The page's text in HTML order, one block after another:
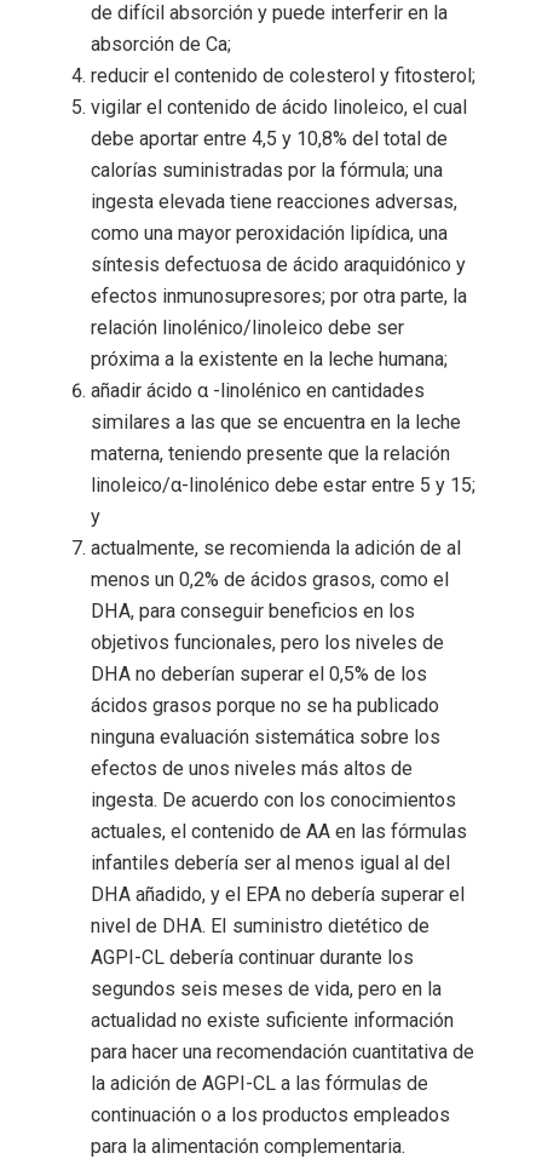
de difícil absorción y puede interferir en la
absorción de Ca;
reducir el contenido de colesterol y fitosterol;
vigilar el contenido de ácido linoleico, el cual
debe aportar entre 4,5 y 10,8% del total de
calorías suministradas por la fórmula; una
ingesta elevada tiene reacciones adversas,
como una mayor peroxidación lipídica, una
síntesis defectuosa de ácido araquidónico y
efectos inmunosupresores; por otra parte, la
relación linolénico/linoleico debe ser
próxima a la existente en la leche humana;
añadir ácido α -linolénico en cantidades
similares a las que se encuentra en la leche
materna, teniendo presente que la relación
linoleico/α-linolénico debe estar entre 5 y 15;
y
actualmente, se recomienda la adición de al
menos un 0,2% de ácidos grasos, como el
DHA, para conseguir beneficios en los
objetivos funcionales, pero los niveles de
DHA no deberían superar el 0,5% de los
ácidos grasos porque no se ha publicado
ninguna evaluación sistemática sobre los
efectos de unos niveles más altos de
ingesta. De acuerdo con los conocimientos
actuales, el contenido de AA en las fórmulas
infantiles debería ser al menos igual al del
DHA añadido, y el EPA no debería superar el
nivel de DHA. EI suministro dietético de
AGPI-CL debería continuar durante los
segundos seis meses de vida, pero en la
actualidad no existe suficiente información
para hacer una recomendación cuantitativa de
la adición de AGPI-CL a las fórmulas de
continuación o a los productos empleados
para la alimentación complementaria.